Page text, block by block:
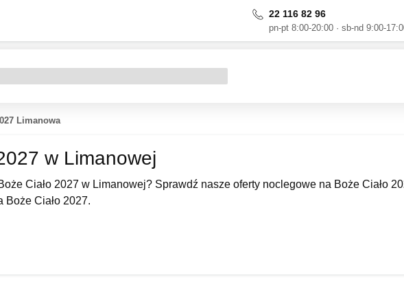
22 116 82 96
pn-pt 8:00-20:00 · sb-nd 9:00-
Limanowa
w Limanowej
Ciało 2027 w Limanowej? Sprawdź nasze oferty noclegowe na Boże Ciało
Boże Ciało 2027.